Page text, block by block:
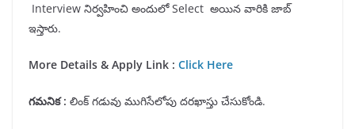
Interview నిర్వహించి అందులో Select అయిన వారికి జాబ్
ఇస్తారు.
More Details & Apply Link : Click Here
గమనిక: లింక్ గడువు ముగిసేలోపు దరఖాస్తు చేసుకోండి.